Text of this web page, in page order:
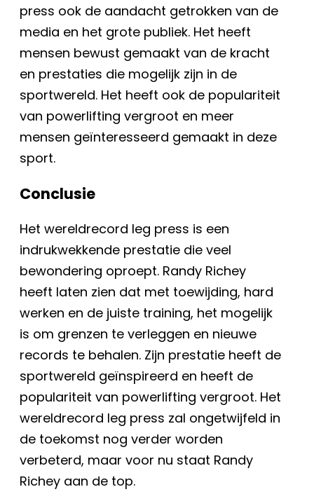
press ook de aandacht getrokken van de
media en het grote publiek. Het heeft
mensen bewust gemaakt van de kracht
en prestaties die mogelijk zijn in de
sportwereld. Het heeft ook de populariteit
van powerlifting vergroot en meer
mensen geïnteresseerd gemaakt in deze
sport.
Conclusie
Het wereldrecord leg press is een
indrukwekkende prestatie die veel
bewondering oproept. Randy Richey
heeft laten zien dat met toewijding, hard
werken en de juiste training, het mogelijk
is om grenzen te verleggen en nieuwe
records te behalen. Zijn prestatie heeft de
sportwereld geïnspireerd en heeft de
populariteit van powerlifting vergroot. Het
wereldrecord leg press zal ongetwijfeld in
de toekomst nog verder worden
verbeterd, maar voor nu staat Randy
Richey aan de top.